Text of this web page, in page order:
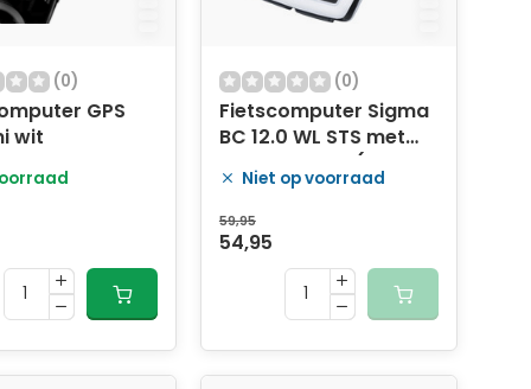
(0)
GPS
wit
(0)
Fietscomputer Sigma
BC 12.0 WL STS met
hoogtemeter (zonder
trapfrequentie)
Niet op voorraad
59,95
54,95